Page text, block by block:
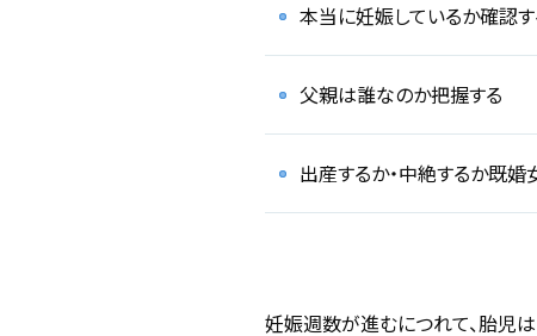
本当に妊娠しているか確認
父親は誰なのか把握する
出産するか・中絶するか既
妊娠週数が進むにつれて、胎児